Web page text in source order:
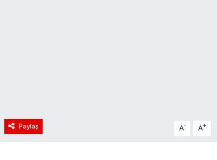
Paylaş A- A+